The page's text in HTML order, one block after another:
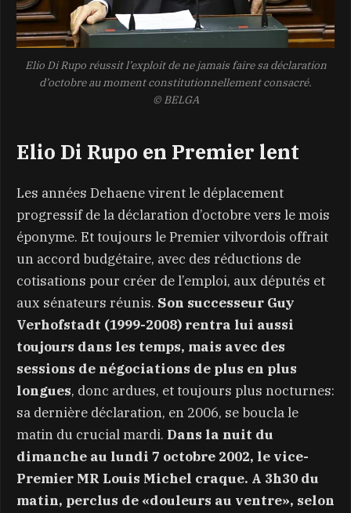
Elio Di Rupo réussit l’exploit de ne jamais faire sa déclaration
d’octobre au moment constitutionnellement consacré.
© BELGA
Elio Di Rupo en Premier lent
Les années Dehaene virent le déplacement
progressif de la déclaration d’octobre vers le mois
éponyme. Et toujours le Premier vilvordois offrait
un accord budgétaire, avec des réductions de
cotisations pour créer de l’emploi, aux députés et
aux sénateurs réunis. Son successeur Guy
Verhofstadt (1999-2008) rentra lui aussi
toujours dans les temps, mais avec des
sessions de négociations de plus en plus
longues, donc ardues, et toujours plus nocturnes:
sa dernière déclaration, en 2006, se boucla le
matin du crucial mardi. Dans la nuit du
dimanche au lundi 7 octobre 2002, le vice-
Premier MR Louis Michel craque. A 3h30 du
matin, perclus de «douleurs au ventre», selon